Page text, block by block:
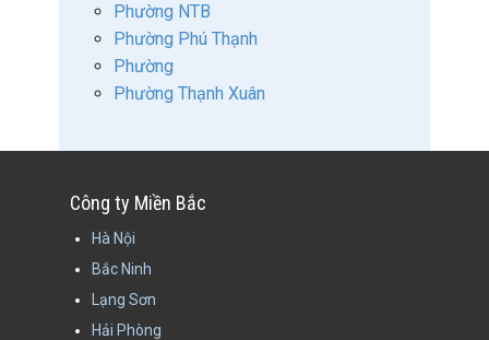
Phường NTB
Phường Phú Thạnh
Phường
Phường Thạnh Xuân
Công ty Miền Bắc
Hà Nội
Bắc Ninh
Lạng Sơn
Hải Phòng